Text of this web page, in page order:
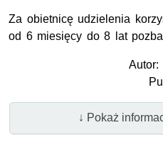
Za obietnicę udzielenia
od 6 miesięcy do 8 lat
Autor:
↓ Pokaż